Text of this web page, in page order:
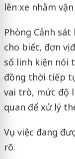
lên xe nhằm
Phòng Cảnh
cho biết, đơn vị
số linh kiện nói
đồng thời tiếp
vai trò, mức độ
quan để xử lý
Vụ việc đang
rõ.